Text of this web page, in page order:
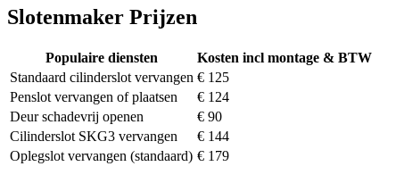
Slotenmaker Prijzen
Populaire diensten
Kosten incl montage & BTW
Standaard cilinderslot vervangen € 125
Penslot vervangen of plaatsen
€ 124
Deur schadevrij openen
€ 90
Cilinderslot SKG3 vervangen
€ 144
Oplegslot vervangen (standaard) € 179